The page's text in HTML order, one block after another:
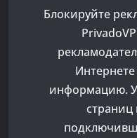
Блокируйте
информацию.